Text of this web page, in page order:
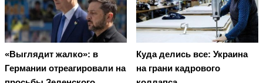
«Выглядит жалко»: в
Германии отреагировали на
Куда делись все: Украина
на грани кадрового